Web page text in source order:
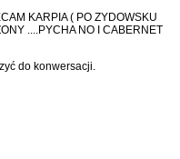
KARPIA ( PO ZYDOWSKU
....PYCHA NO I CABERNET
do konwersacji.